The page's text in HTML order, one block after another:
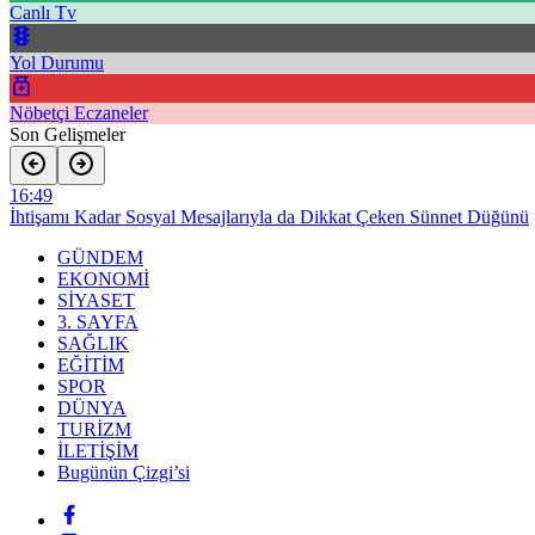
Canlı Tv
Yol Durumu
Nöbetçi Eczaneler
Son Gelişmeler
16:49
İhtişamı Kadar Sosyal Mesajlarıyla da Dikkat Çeken Sünnet Düğünü
Başkan Aras: “Milas’ın suyunu Bodrum’a taşımak zorunda
16:35
Akbelen Davalarında Dikkat Çeken Gelişme
16:32
Milas’ta Acı Kayıp: Malik Bircan 40 Yaşında Vefat Etti
16:31
Tarla Faresi ihbarlarına yerinde inceleme, üreticilere destek
16:28
FETÖ Hükümlüsü Milas’ta Yakalandı
16:24
Bahçeburun’a Çok Amaçlı Sosyal Alan ve Halı Saha Yapılıyor
Filenin Sultanları, Brezilya’yı yenerek Milletler Ligi’nde şampiyon
GÜNDEM
EKONOMİ
SİYASET
3. SAYFA
SAĞLIK
EĞİTİM
SPOR
DÜNYA
TURİZM
İLETİŞİM
Bugünün Çizgi’si